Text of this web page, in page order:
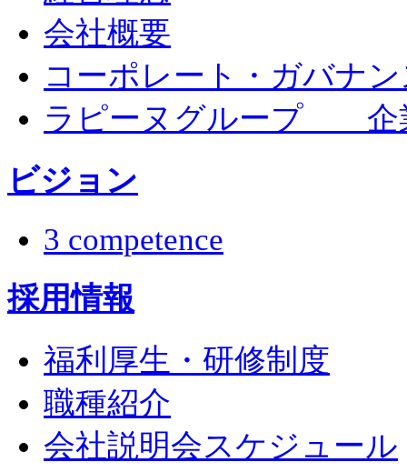
会社概要
コーポレート・ガバナ
ラピーヌグループ 企
ビジョン
3 competence
採用情報
福利厚生・研修制度
職種紹介
会社説明会スケジュール